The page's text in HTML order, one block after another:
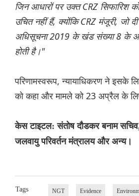
जिन आधारों पर उक्त CRZ सिफारिश
उचित नहीं हैं, क्योंकि CRZ मंजूरी, जो
अधिसूचना 2019 के खंड संख्या 8 के
होती है।"
परिणामस्वरूप, न्यायाधिकरण ने इसके
को कहा और मामले को 23 अप्रैल के
केस टाइटल: संतोष दौडकर बनाम
जलवायु परिवर्तन मंत्रालय और अन्य।
Tags NGT Evidence